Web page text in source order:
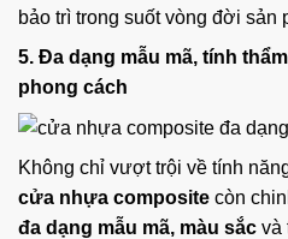
bảo trì trong suốt vòng đời sản
5. Đa dạng mẫu mã, tính
phong cách
Không chỉ vượt trội về tính
cửa nhựa composite còn
đa dạng mẫu mã, màu sắc và